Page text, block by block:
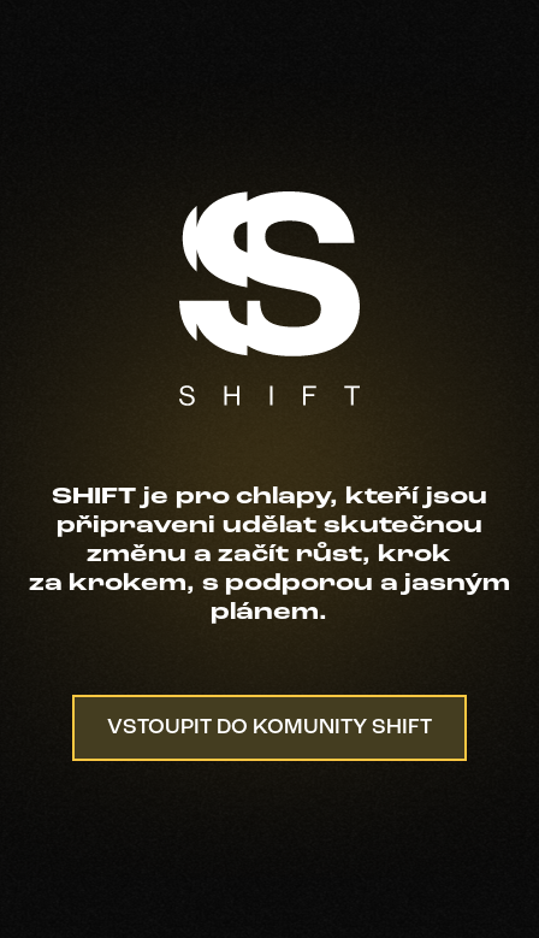
SHIFT je pro chlapy, kteří jsou
připraveni udělat skutečnou
změnu a začít růst, krok
za krokem, s podporou a jasným
plánem.
VSTOUPIT DO KOMUNITY SHIFT